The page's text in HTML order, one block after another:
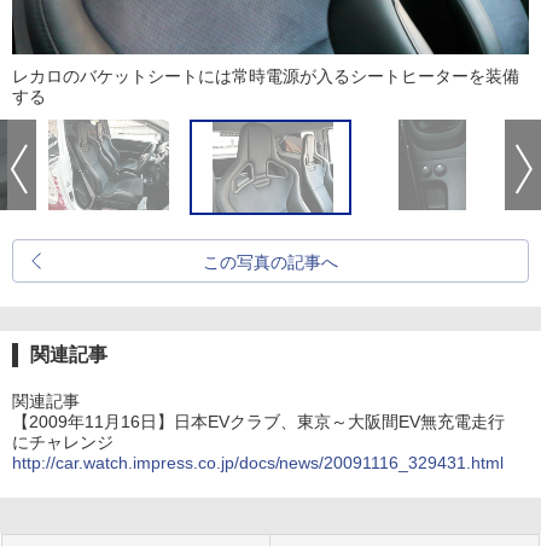
レカロのバケットシートには常時電源が入るシートヒーターを装備
する
この写真の記事へ
関連記事
関連記事
【2009年11月16日】日本EVクラブ、東京～大阪間EV無充電走行
にチャレンジ
http://car.watch.impress.co.jp/docs/news/20091116_329431.html